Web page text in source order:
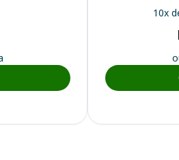
Municipal 10x